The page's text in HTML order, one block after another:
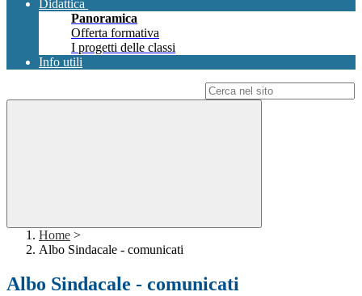
Didattica
Panoramica
Offerta formativa
I progetti delle classi
Info utili
Home >
Albo Sindacale - comunicati
Albo Sindacale - comunicati